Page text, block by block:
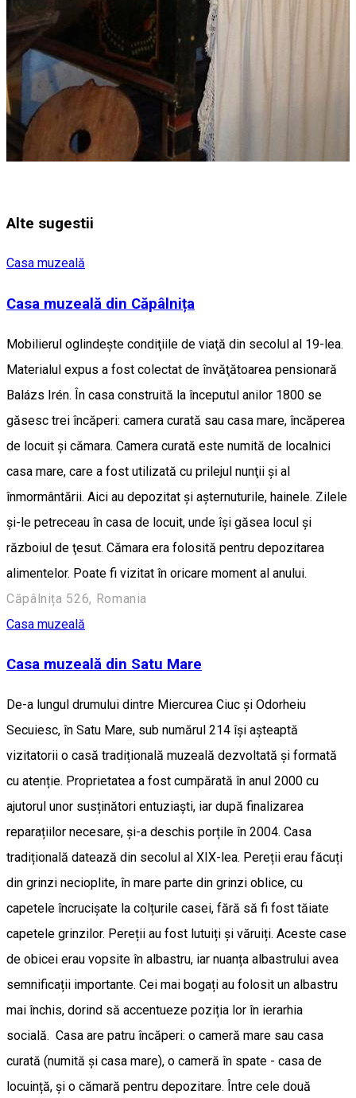
Alte sugestii
Casa muzeală
Casa muzeală din Căpâlnița
Mobilierul oglindeşte condiţiile de viaţă din secolul al 19-lea.
Materialul expus a fost colectat de învăţătoarea pensionară
Balázs Irén. În casa construită la începutul anilor 1800 se
găsesc trei încăperi: camera curată sau casa mare, încăperea
de locuit şi cămara. Camera curată este numită de localnici
casa mare, care a fost utilizată cu prilejul nunţii şi al
înmormântării. Aici au depozitat şi aşternuturile, hainele. Zilele
şi-le petreceau în casa de locuit, unde îşi găsea locul şi
războiul de ţesut. Cămara era folosită pentru depozitarea
alimentelor. Poate fi vizitat în oricare moment al anului.
Căpâlnița 526, Romania
Casa muzeală
Casa muzeală din Satu Mare
De-a lungul drumului dintre Miercurea Ciuc și Odorheiu
Secuiesc, în Satu Mare, sub numărul 214 își așteaptă
vizitatorii o casă tradițională muzeală dezvoltată și formată
cu atenție. Proprietatea a fost cumpărată în anul 2000 cu
ajutorul unor susținători entuziaști, iar după finalizarea
reparațiilor necesare, și-a deschis porțile în 2004. Casa
tradițională datează din secolul al XIX-lea. Pereții erau făcuți
din grinzi necioplite, în mare parte din grinzi oblice, cu
capetele încrucișate la colțurile casei, fără să fi fost tăiate
capetele grinzilor. Pereții au fost lutuiți și văruiți. Aceste case
de obicei erau vopsite în albastru, iar nuanța albastrului avea
semnificații importante. Cei mai bogați au folosit un albastru
mai închis, dorind să accentueze poziția lor în ierarhia
socială. Casa are patru încăperi: o cameră mare sau casa
curată (numită și casa mare), o cameră în spate - casa de
locuință, și o cămară pentru depozitare. Între cele două